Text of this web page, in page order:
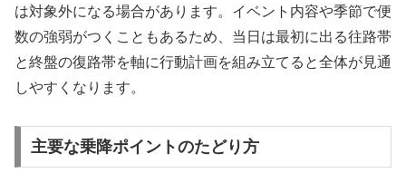
は対象外になる場合があります。イベント内容や季節で便
数の強弱がつくこともあるため、当日は最初に出る往路帯
と終盤の復路帯を軸に行動計画を組み立てると全体が見通
しやすくなります。
主要な乗降ポイントのたどり方